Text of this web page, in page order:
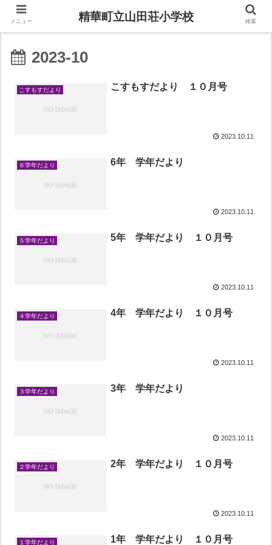
2023-10
こすもすだより こすもすだより １０月号
2023.10.11
６学年だより 6年 学年だより
2023.10.11
５学年だより 5年 学年だより １０月号
2023.10.11
４学年だより 4年 学年だより １０月号
2023.10.11
３学年だより 3年 学年だより
2023.10.11
２学年だより 2年 学年だより １０月号
2023.10.11
１学年だより 1年 学年だより １０月号
メニュー 精華町立山田荘小学校 検索